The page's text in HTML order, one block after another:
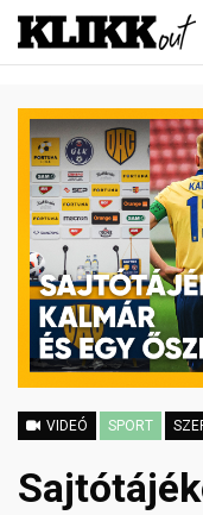
VIDEÓ SPORT